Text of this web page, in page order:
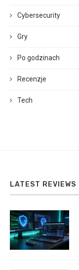
Cybersecurity
Gry
Po godzinach
Recenzje
Tech
LATEST REVIEWS